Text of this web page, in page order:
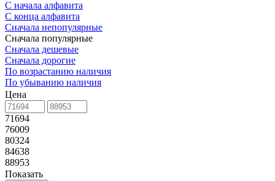
С начала алфавита
С конца алфавита
Сначала непопулярные
Сначала популярные
Сначала дешевые
Сначала дорогие
По возрастанию наличия
По убыванию наличия
Цена
71694
76009
80324
84638
88953
Показать